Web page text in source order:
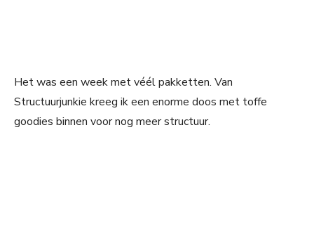
Het was een week met véél pakketten. Van
Structuurjunkie kreeg ik een enorme doos met toffe
goodies binnen voor nog meer structuur.